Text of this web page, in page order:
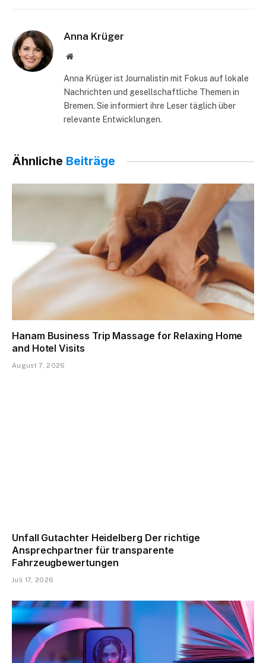
Anna Krüger
Website
Anna Krüger ist Journalistin mit Fokus auf lokale
Nachrichten und gesellschaftliche Themen in
Bremen. Sie informiert ihre Leser täglich über
relevante Entwicklungen.
Ähnliche Beiträge
Hanam Business Trip Massage for Relaxing Home
and Hotel Visits
August 7, 2026
Unfall Gutachter Heidelberg Der richtige
Ansprechpartner für transparente
Fahrzeugbewertungen
Juli 17, 2026